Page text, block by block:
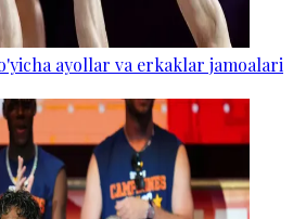
ayollar va erkaklar jamoalari